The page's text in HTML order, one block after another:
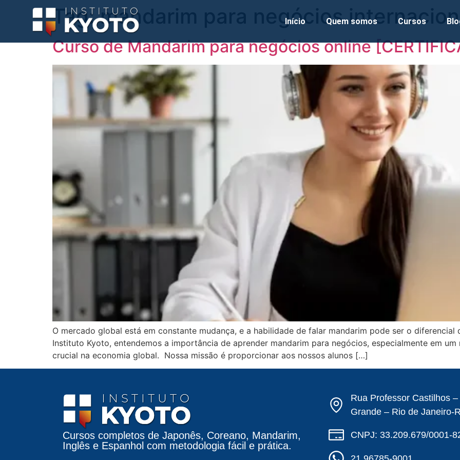
Início Quem somos Cursos
Tag:mandarim para negócios
Curso de Mandarim para negócios online
O mercado global está em constante mudança, e a habilidade de falar mandarim pode ser o diferencial
Instituto Kyoto, entendemos a importância de aprender mandarim para negócios, especialmente em
crucial na economia global. Nossa missão é proporcionar aos nossos alunos […]
Cursos completos de Japonês, Coreano, Mandarim,
Inglês e Espanhol com metodologia fácil e prática.
Rua Professor Castilhos
Grande – Rio de Janeiro-
CNPJ: 33.209.679/0001-